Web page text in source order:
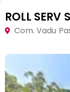
ROLL SERV
Com. Vadu